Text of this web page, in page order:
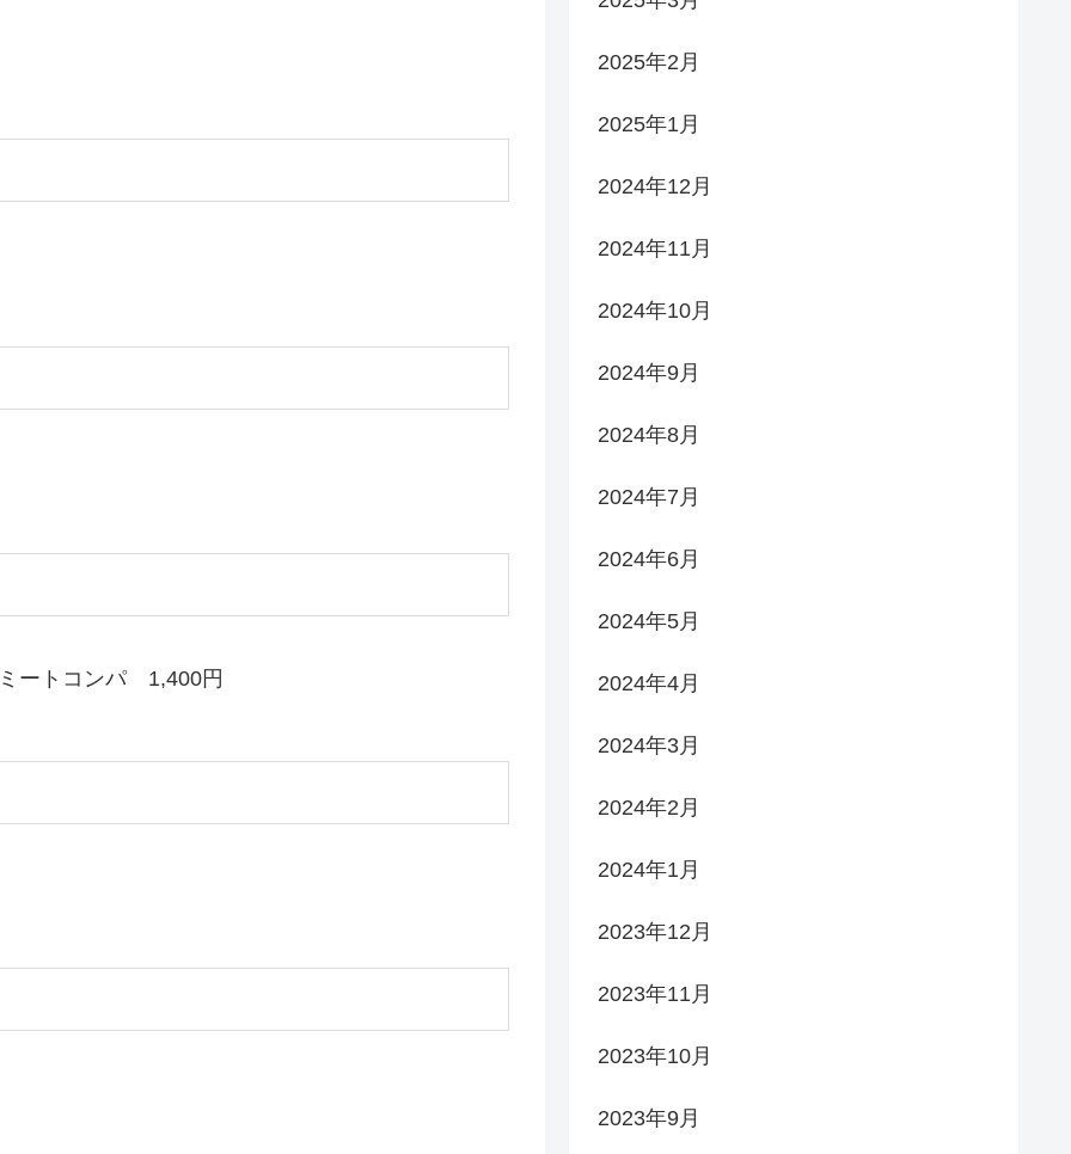
ートコンパ 1,400円
2025年2月
2025年1月
2024年12月
2024年11月
2024年10月
2024年9月
2024年8月
2024年7月
2024年6月
2024年5月
2024年4月
2024年3月
2024年2月
2024年1月
2023年12月
2023年11月
2023年10月
2023年9月